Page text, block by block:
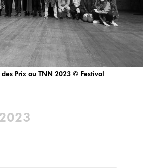
Prix au TNN 2023 © Festival